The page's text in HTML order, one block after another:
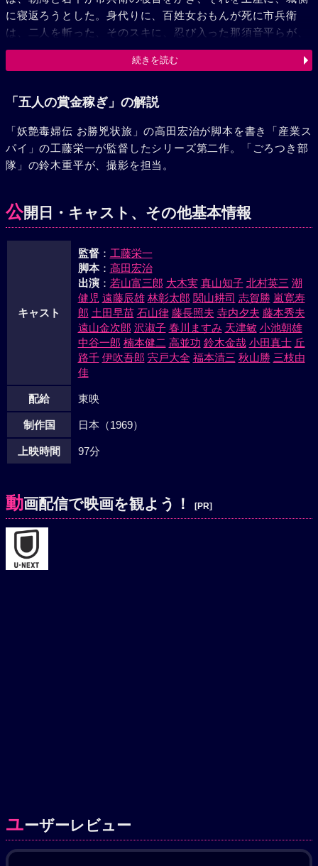
に寝返ろうとした。身代りに、百姓女おもんが死に市兵衛
は、二人を斬った、そのスキに、忍び入った那須音平らが、
連発銃を奪った。市兵衛は敵地に乗り込み、敵藩士・秋葉伊
織之介から、銃を取戻した。これより先、公儀に強訴のため
で殺害され、主水からの最後通告が来た。翌朝、敵の襲来
が焼き切れると、弥太郎、陽炎らと打って出て、捨身の白兵
戦を展開した。その最中に、弥太郎が斬死したが、市兵衛
は、別所、隼人らの協力で、伊織之介を斬り、主水を倒し、
続きを読む
「五人の賞金稼ぎ」の解説
「妖艶毒婦伝 お勝兇状旅」の高田宏治が脚本を書き「産業ス
パイ」の工藤栄一が監督したシリーズ第二作。「ごろつき部
隊」の鈴木重平が、撮影を担当。
公開日・キャスト、その他基本情報
キャスト
監督： 工藤栄一
脚本： 高田宏治
出演： 若山富三郎 大木実 真山知子 北村英三 潮
健児 遠藤辰雄 林彰太郎 関山耕司 志賀勝 嵐寛寿
郎 土田早苗 石山律 藤長照夫 寺内夕夫 藤本秀夫
遠山金次郎 沢淑子 春川ますみ 天津敏 小池朝雄
中谷一郎 楠本健二 高並功 鈴木金哉 小田真士 丘
路千 伊吹吾郎 宍戸大全 福本清三 秋山勝 三枝由
佳
配給 東映
制作国 日本（1969）
上映時間 97分
動画配信で映画を観よう！ [PR]
ユーザーレビュー